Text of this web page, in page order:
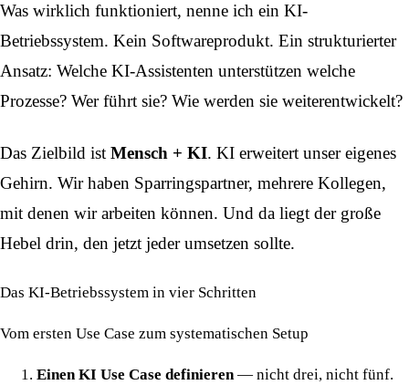
Was wirklich funktioniert, nenne ich ein KI-
Betriebssystem. Kein Softwareprodukt. Ein strukturierter
Ansatz: Welche KI-Assistenten unterstützen welche
Prozesse? Wer führt sie? Wie werden sie weiterentwickelt?
Das Zielbild ist Mensch + KI. KI erweitert unser eigenes
Gehirn. Wir haben Sparringspartner, mehrere Kollegen,
mit denen wir arbeiten können. Und da liegt der große
Hebel drin, den jetzt jeder umsetzen sollte.
Das KI-Betriebssystem in vier Schritten
Vom ersten Use Case zum systematischen Setup
Einen KI Use Case definieren— nicht drei, nicht fünf.